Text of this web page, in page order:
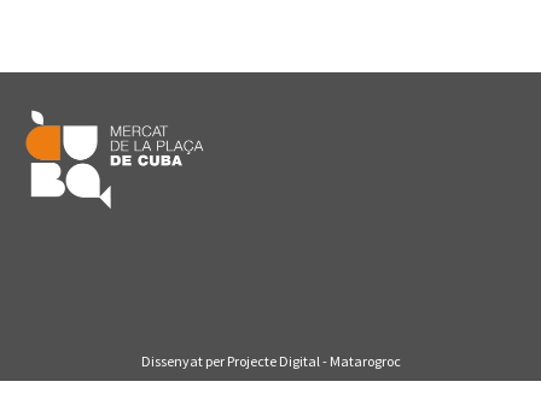
Dissenyat per Projecte Digital - Matarogroc